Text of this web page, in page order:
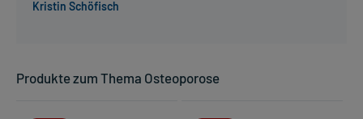
Kristin Schöfisch
Produkte zum Thema Osteoporose